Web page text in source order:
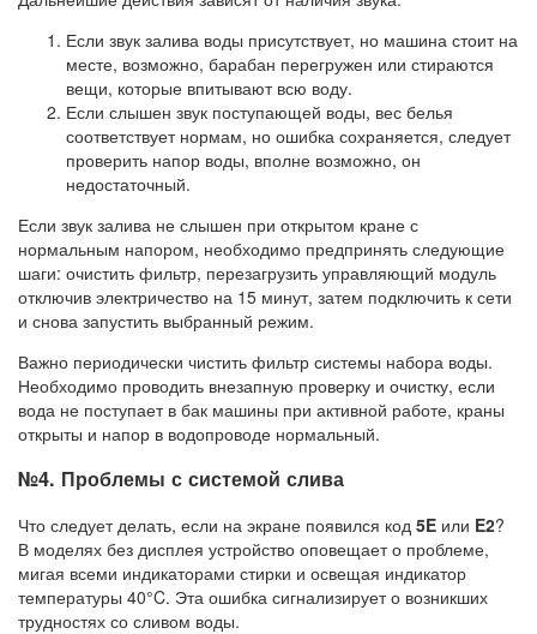
Если звук залива воды присутствует, но машина стоит на
месте, возможно, барабан перегружен или стираются
вещи, которые впитывают всю воду.
Если слышен звук поступающей воды, вес белья
соответствует нормам, но ошибка сохраняется, следует
проверить напор воды, вполне возможно, он
недостаточный.
Если звук залива не слышен при открытом кране с
нормальным напором, необходимо предпринять следующие
шаги: очистить фильтр, перезагрузить управляющий модуль
отключив электричество на 15 минут, затем подключить к сети
и снова запустить выбранный режим.
Важно периодически чистить фильтр системы набора воды.
Необходимо проводить внезапную проверку и очистку, если
вода не поступает в бак машины при активной работе, краны
открыты и напор в водопроводе нормальный.
№4. Проблемы с системой слива
Что следует делать, если на экране появился код 5E или E2?
В моделях без дисплея устройство оповещает о проблеме,
мигая всеми индикаторами стирки и освещая индикатор
температуры 40°C. Эта ошибка сигнализирует о возникших
трудностях со сливом воды.